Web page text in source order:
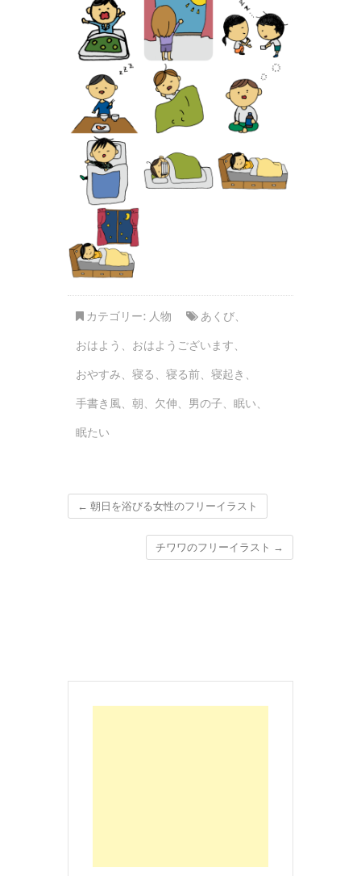
カテゴリー: 人物 あくび、
おはよう 、 おはようございます、
おやすみ、 寝る 、 寝る前、 寝起き 、
手書き風、 朝、 欠伸、 男の子、 眠い、
眠たい
← 朝日を浴びる女性のフリーイラスト
チワワのフリーイラスト →